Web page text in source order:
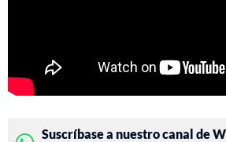
Suscríbase a nuestro canal de